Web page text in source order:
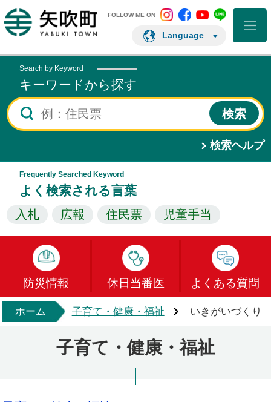
矢吹町ホームページ
FOLLOW ME ON 矢吹町 Instagram
矢吹町矢吹町矢吹町
Language
Search by Keyword
キーワードから探す
検索ヘルプ
Frequently Searched Keyword
よく検索される言葉
入札 広報 住民票 児童手当
防災情報 休日当番医 よくある質問
ホーム 子育て・健康・福祉 いきがいづくり
子育て・健康・福祉